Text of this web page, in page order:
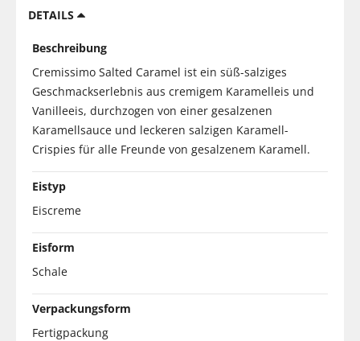
DETAILS
Beschreibung
Cremissimo Salted Caramel ist ein süß-salziges
Geschmackserlebnis aus cremigem Karamelleis und
Vanilleeis, durchzogen von einer gesalzenen
Karamellsauce und leckeren salzigen Karamell-
Crispies für alle Freunde von gesalzenem Karamell.
Eistyp
Eiscreme
Eisform
Schale
Verpackungsform
Fertigpackung